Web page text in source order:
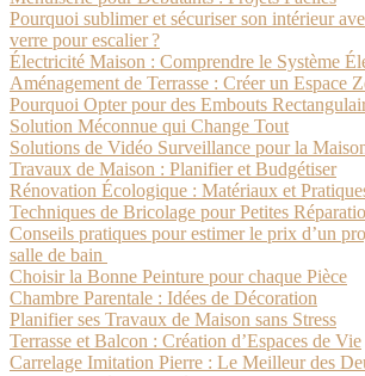
Pourquoi sublimer et sécuriser son intérieur
verre pour escalier ?
Électricité Maison : Comprendre le Système
Aménagement de Terrasse : Créer un Espace
Pourquoi Opter pour des Embouts
Solution Méconnue qui Change Tout
Solutions de Vidéo Surveillance pour la
Travaux de Maison : Planifier et Budgétiser
Rénovation Écologique : Matériaux et
Techniques de Bricolage pour Petites
Conseils pratiques pour estimer le prix d’un
salle de bain
Choisir la Bonne Peinture pour chaque Pièce
Chambre Parentale : Idées de Décoration
Planifier ses Travaux de Maison sans Stress
Terrasse et Balcon : Création d’Espaces de Vie
Carrelage Imitation Pierre : Le Meilleur des